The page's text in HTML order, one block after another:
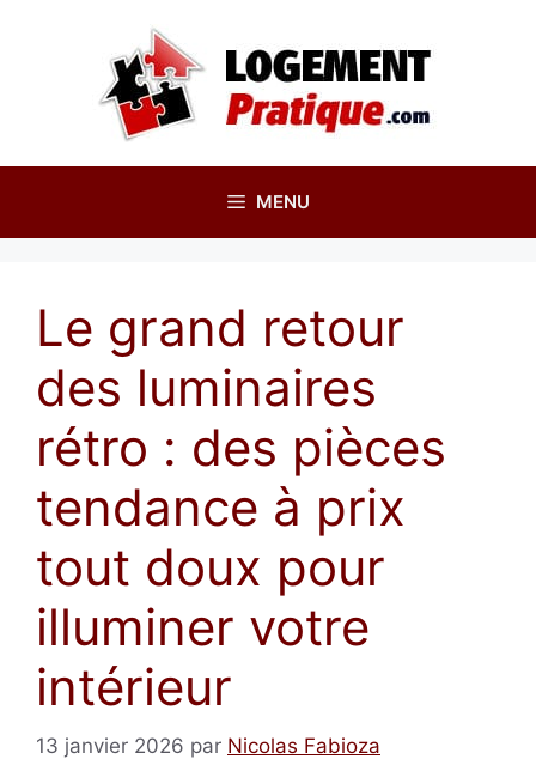
MENU
Le grand retour
des luminaires
rétro : des pièces
tendance à prix
tout doux pour
illuminer votre
intérieur
13 janvier 2026 par Nicolas Fabioza